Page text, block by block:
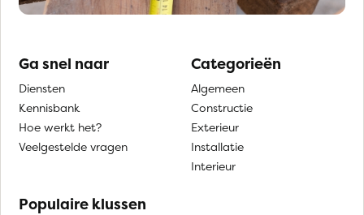
Ga snel naar
Diensten
Kennisbank
Hoe werkt het?
Veelgestelde vragen
Categorieën
Algemeen
Constructie
Exterieur
Installatie
Interieur
Populaire klussen